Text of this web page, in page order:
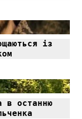
із
в останню